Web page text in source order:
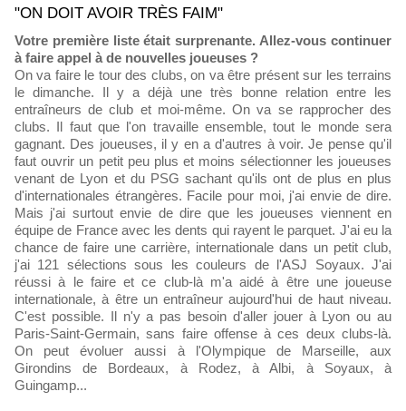
"ON DOIT AVOIR TRÈS FAIM"
Votre première liste était surprenante. Allez-vous continuer
à faire appel à de nouvelles joueuses ?
On va faire le tour des clubs, on va être présent sur les terrains
le dimanche. Il y a déjà une très bonne relation entre les
entraîneurs de club et moi-même. On va se rapprocher des
clubs. Il faut que l'on travaille ensemble, tout le monde sera
gagnant. Des joueuses, il y en a d'autres à voir. Je pense qu'il
faut ouvrir un petit peu plus et moins sélectionner les joueuses
venant de Lyon et du PSG sachant qu'ils ont de plus en plus
d'internationales étrangères. Facile pour moi, j'ai envie de dire.
Mais j'ai surtout envie de dire que les joueuses viennent en
équipe de France avec les dents qui rayent le parquet. J'ai eu la
chance de faire une carrière, internationale dans un petit club,
j'ai 121 sélections sous les couleurs de l'ASJ Soyaux. J'ai
réussi à le faire et ce club-là m'a aidé à être une joueuse
internationale, à être un entraîneur aujourd'hui de haut niveau.
C'est possible. Il n'y a pas besoin d'aller jouer à Lyon ou au
Paris-Saint-Germain, sans faire offense à ces deux clubs-là.
On peut évoluer aussi à l'Olympique de Marseille, aux
Girondins de Bordeaux, à Rodez, à Albi, à Soyaux, à
Guingamp...